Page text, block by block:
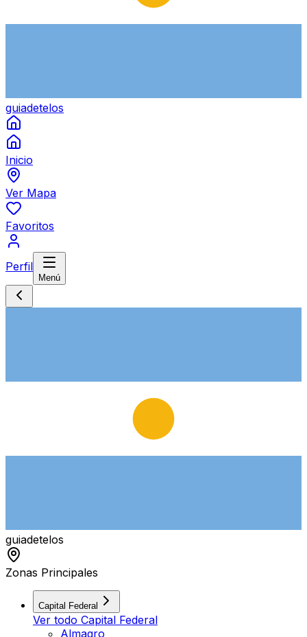
guiadetelos
Inicio
Ver Mapa
Favoritos
Perfil
Menú
guiadetelos
Zonas Principales
Capital Federal
Ver todo Capital Federal
Almagro